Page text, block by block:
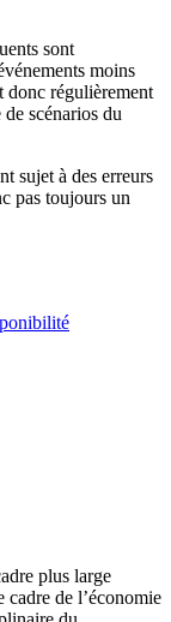
sont
moins
donc régulièrement
scénarios du
sujet à des erreurs
pas toujours un
plus large
cadre de l’économie